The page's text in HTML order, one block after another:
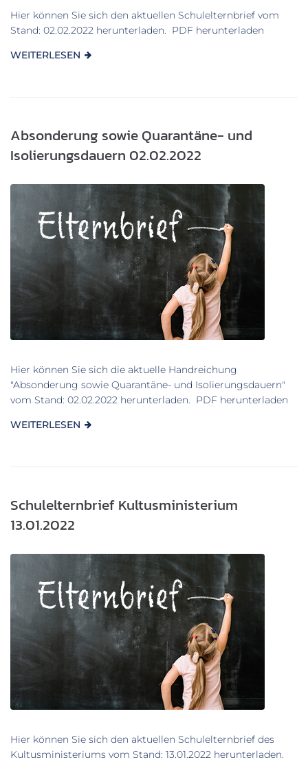
Hier können Sie sich den aktuellen Schulelternbrief vom
Stand: 02.02.2022 herunterladen. PDF herunterladen
WEITERLESEN
Absonderung sowie Quarantäne- und
Isolierungsdauern 02.02.2022
Hier können Sie sich die aktuelle Handreichung
"Absonderung sowie Quarantäne- und Isolierungsdauern"
vom Stand: 02.02.2022 herunterladen. PDF herunterladen
WEITERLESEN
Schulelternbrief Kultusministerium
13.01.2022
Hier können Sie sich den aktuellen Schulelternbrief des
Kultusministeriums vom Stand: 13.01.2022 herunterladen.